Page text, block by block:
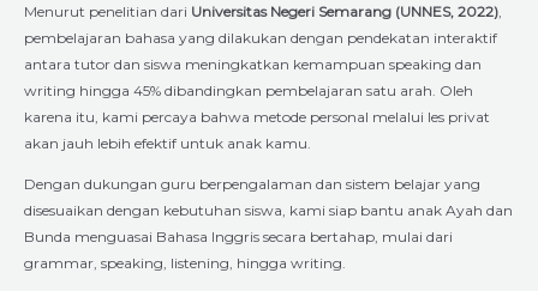
Menurut penelitian dari Universitas Negeri Semarang (UNNES, 2022)
pembelajaran bahasa yang dilakukan dengan pendekatan interaktif
antara tutor dan siswa meningkatkan kemampuan speaking dan
writing hingga 45% dibandingkan pembelajaran satu arah. Oleh
karena itu, kami percaya bahwa metode personal melalui les privat
akan jauh lebih efektif untuk anak kamu.
Dengan dukungan guru berpengalaman dan sistem belajar yang
disesuaikan dengan kebutuhan siswa, kami siap bantu anak Ayah dan
Bunda menguasai Bahasa Inggris secara bertahap, mulai dari
grammar, speaking, listening, hingga writing.